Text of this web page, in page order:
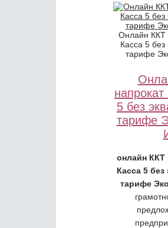
Онлайн ККТ
Касса 5 без
тарифе
5 без
тарифе
онлайн ККТ
Касса 5 без
тарифе